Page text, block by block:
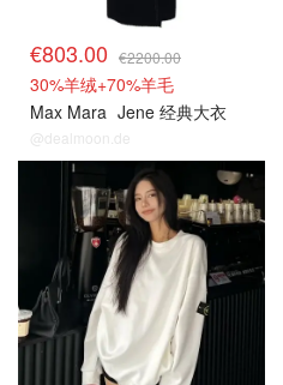
€803.00 €2200.00
30%羊绒+70%羊毛
Max Mara Jene 经典大衣
@dealmoon.de